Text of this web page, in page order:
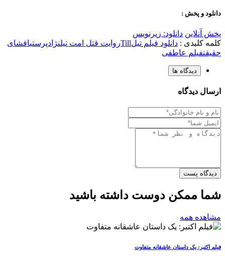
دانلود و پخش :
پخش آنلاین دانلود: زیرنویس
کلمه کلیدی : دانلود فیلم تیلTillروایت قتل امت تیلنژادپرستیافشای
حقیقتفیلم عاطفی
دیدگاه ها
ارسال دیدگاه
دیدگاه پست
شما ممکن دوست داشته باشید
مشاهده همه
فیلم اکتبر: یک داستان عاشقانه متفاوت